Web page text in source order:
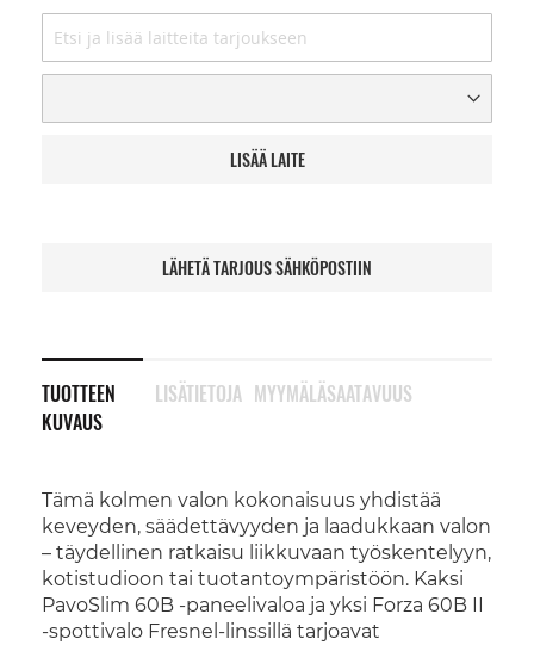
LISÄÄ LAITE
LÄHETÄ TARJOUS SÄHKÖPOSTIIN
TUOTTEEN
KUVAUS
Tämä kolmen valon kokonaisuus yhdistää
keveyden, säädettävyyden ja laadukkaan valon
– täydellinen ratkaisu liikkuvaan työskentelyyn,
kotistudioon tai tuotantoympäristöön. Kaksi
PavoSlim 60B -paneelivaloa ja yksi Forza 60B II
-spottivalo Fresnel-linssillä tarjoavat
LISÄTIETOJA MYYMÄLÄSAATAVUUS